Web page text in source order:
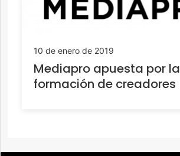
10 de enero de 2019
Mediapro apuesta por la
formación de creadores